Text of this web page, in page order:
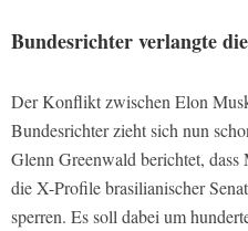
Bundesrichter verlangte
Der Konflikt zwischen Elon
Bundesrichter zieht sich nun
Glenn Greenwald berichtet,
die X-Profile brasilianischer
sperren. Es soll dabei um